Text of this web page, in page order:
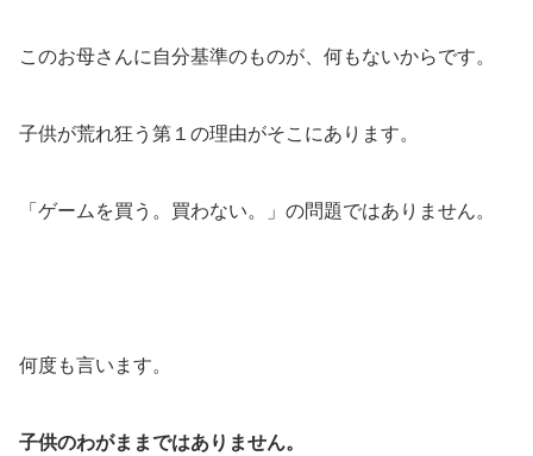
このお母さんに自分基準のものが、何もないからです。
子供が荒れ狂う第１の理由がそこにあります。
「ゲームを買う。買わない。」の問題ではありません。
何度も言います。
子供のわがままではありません。